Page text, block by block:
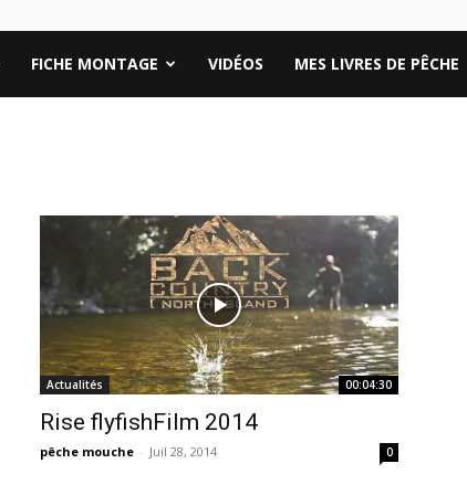
FICHE MONTAGE VIDÉOS MES LIVRES DE PÊCHE
Actualités 00:04:30
Rise flyfishFilm 2014
pêche mouche - Juil 28, 2014 0